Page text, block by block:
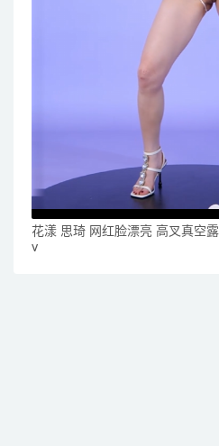
花漾 思琦 网红脸漂亮 高叉真空
v